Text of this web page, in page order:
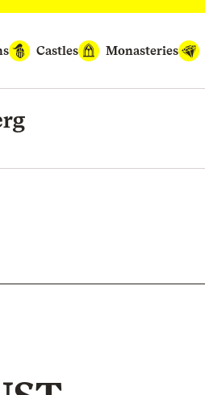
Castles Monasteries